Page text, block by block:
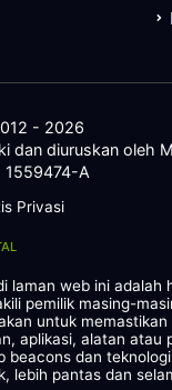
- 2026
dan diuruskan oleh
1559474-A
Privasi
laman web ini
pemilik masing-
untuk
aplikasi, alatan atau
beacons dan
lebih pantas dan